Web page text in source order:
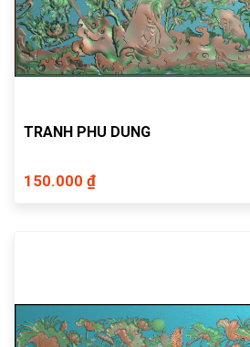
TRANH PHU DUNG
150.000 ₫